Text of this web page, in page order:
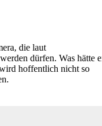
die laut
dürfen. Was hätte
hoffentlich nicht so